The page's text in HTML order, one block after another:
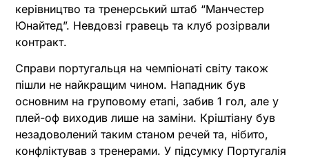
керівництво та тренерський штаб “Манчестер
Юнайтед”. Невдовзі гравець та клуб розірвали
контракт.
Справи португальця на чемпіонаті світу також
пішли не найкращим чином. Нападник був
основним на груповому етапі, забив 1 гол, але у
плей-оф виходив лише на заміни. Кріштіану був
незадоволений таким станом речей та, нібито,
конфліктував з тренерами. У підсумку Португалія